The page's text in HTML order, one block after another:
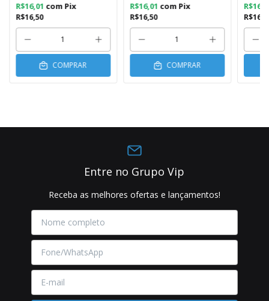
R$16,50
R$16,01 com Pix
COMPRAR
R$16,50
R$16,01 com Pix
COMPRAR
Entre no Grupo Vip
Receba as melhores ofertas e lançamentos!